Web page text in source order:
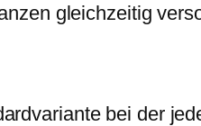
gleichzeitig
bei der